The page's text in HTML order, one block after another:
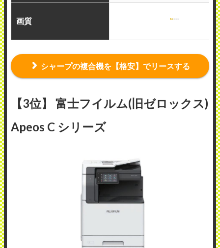
画質
シャープの複合機を【格安】でリースする
【3位】 富士フイルム(旧ゼロックス)
Apeos C シリーズ